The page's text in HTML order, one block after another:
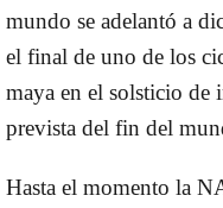
mundo se adelantó a
el final de uno de los
maya en el solsticio
prevista del fin del
Hasta el momento la